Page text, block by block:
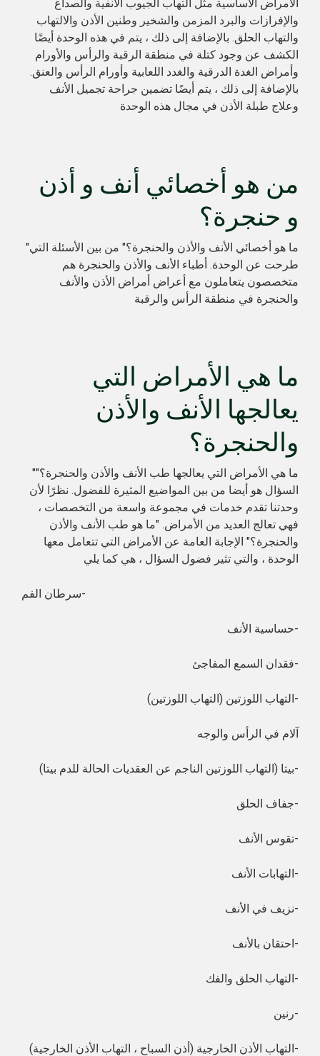
الأمراض الأساسية مثل التهاب الجيوب الأنفية والصداع
والإفرازات والبرد المزمن والشخير وطنين الأذن والالتهاب
والتهاب الحلق. بالإضافة إلى ذلك ، يتم في هذه الوحدة أيضًا
الكشف عن وجود كتلة في منطقة الرقبة والرأس والأورام
وأمراض الغدة الدرقية والغدد اللعابية وأورام الرأس والعنق.
بالإضافة إلى ذلك ، يتم أيضًا تضمين جراحة تجميل الأنف
وعلاج طبلة الأذن في مجال هذه الوحدة
من هو أخصائي أنف و أذن
و حنجرة؟
"ما هو أخصائي الأنف والأذن والحنجرة؟" من بين الأسئلة التي
طرحت عن الوحدة. أطباء الأنف والأذن والحنجرة هم
متخصصون يتعاملون مع أعراض أمراض الأذن والأنف
والحنجرة في منطقة الرأس والرقبة
ما هي الأمراض التي
يعالجها الأنف والأذن
والحنجرة؟
"ما هي الأمراض التي يعالجها طب الأنف والأذن والحنجرة؟"
السؤال هو أيضا من بين المواضيع المثيرة للفضول. نظرًا لأن
وحدتنا تقدم خدمات في مجموعة واسعة من التخصصات ،
فهي تعالج العديد من الأمراض. "ما هو طب الأنف والأذن
والحنجرة؟" الإجابة العامة عن الأمراض التي تتعامل معها
الوحدة ، والتي تثير فضول السؤال ، هي كما يلي
سرطان الفم-
حساسية الأنف-
فقدان السمع المفاجئ-
التهاب اللوزتين (التهاب اللوزتين)-
آلام في الرأس والوجه
بيتا (التهاب اللوزتين الناجم عن العقديات الحالة للدم بيتا)-
جفاف الحلق-
تقوس الأنف-
التهابات الأنف-
نزيف في الأنف-
احتقان بالأنف-
التهاب الحلق والفك-
رنين-
التهاب الأذن الخارجية (أذن السباح ، التهاب الأذن الخارجية)-